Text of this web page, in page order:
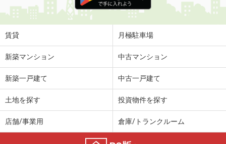
賃貸 月極駐車場
新築マンション 中古マンション
新築一戸建て 中古一戸建て
土地を探す 投資物件を探す
店舗/事業用 倉庫/トランクルーム